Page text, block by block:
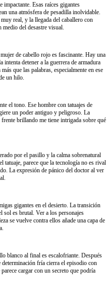
impactante. Esas raíces gigantes
una atmósfera de pesadilla inolvidable.
real, y la llegada del caballero con
medio del desastre visual.
de cabello rojo es fascinante. Hay una
intenta detener a la guerrera de armadura
que las palabras, especialmente en ese
un hilo.
el tono. Ese hombre con tatuajes de
un poder antiguo y peligroso. La
brillando me tiene intrigada sobre qué
por el pasillo y la calma sobrenatural
tatuaje, parece que la tecnología no es rival
La expresión de pánico del doctor al ver
gigantes en el desierto. La transición
sol es brutal. Ver a los personajes
se vuelve contra ellos añade una capa de
blanco al final es escalofriante. Después
determinación fría cierra el episodio con
cargar con un secreto que podría